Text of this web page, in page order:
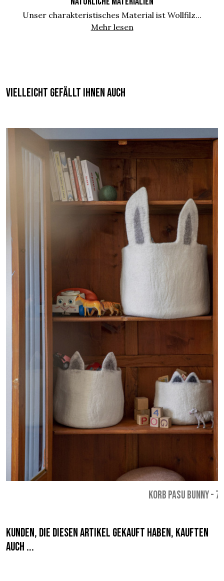
Unser charakteristisches Material ist Wollfilz...
Mehr lesen
Vielleicht gefällt Ihnen auch
KORB PASU BUNNY-
Kunden, die diesen Artikel gekauft haben, kauften
auch ...